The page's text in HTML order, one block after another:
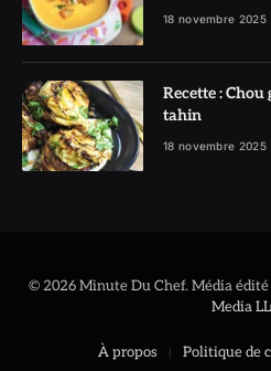
réconfortant
18 novembre 2025
Recette :
tahin
18 novembre 2025
© 2026 Minute Du Chef. Média
Media
À propos Politique de